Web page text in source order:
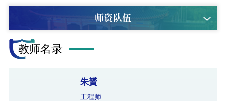
师资队伍
教师名录
朱贇
工程师